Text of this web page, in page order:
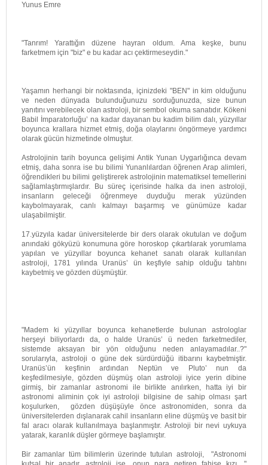
Yunus Emre
"Tanrım! Yarattığın düzene hayran oldum. Ama keşke, bunu
farketmem için "biz" e bu kadar acı çektirmeseydin."
Yaşamın herhangi bir noktasında, içinizdeki "BEN" in kim olduğunu
ve neden dünyada bulunduğunuzu sorduğunuzda, size bunun
yanıtını verebilecek olan astroloji, bir sembol okuma sanatıdır. Kökeni
Babil İmparatorluğu’ na kadar dayanan bu kadim bilim dalı, yüzyıllar
boyunca krallara hizmet etmiş, doğa olaylarını öngörmeye yardımcı
olarak gücün hizmetinde olmuştur.
Astrolojinin tarih boyunca gelişimi Antik Yunan Uygarlığınca devam
etmiş, daha sonra ise bu bilimi Yunanlılardan öğrenen Arap alimleri,
öğrendikleri bu bilimi geliştirerek astrolojinin matematiksel temellerini
sağlamlaştırmışlardır. Bu süreç içerisinde halka da inen astroloji,
insanların geleceği öğrenmeye duyduğu merak yüzünden
kaybolmayarak, canlı kalmayı başarmış ve günümüze kadar
ulaşabilmiştir.
17.yüzyıla kadar üniversitelerde bir ders olarak okutulan ve doğum
anındaki gökyüzü konumuna göre horoskop çıkartılarak yorumlama
yapılan ve yüzyıllar boyunca kehanet sanatı olarak kullanılan
astroloji, 1781 yılında Uranüs’ ün keşfiyle sahip olduğu tahtını
kaybetmiş ve gözden düşmüştür.
"Madem ki yüzyıllar boyunca kehanetlerde bulunan astrologlar
herşeyi biliyorlardı da, o halde Uranüs’ ü neden farketmediler,
sistemde aksayan bir yön olduğunu neden anlayamadılar..?"
sorularıyla, astroloji o güne dek sürdürdüğü itibarını kaybetmiştir.
Uranüs’ün keşfinin ardından Neptün ve Pluto’ nun da
keşfedilmesiyle, gözden düşmüş olan astroloji iyice yerin dibine
girmiş, bir zamanlar astronomi ile birlikte anılırken, hatta iyi bir
astronomi aliminin çok iyi astroloji bilgisine de sahip olması şart
koşulurken, gözden düşüşüyle önce astronomiden, sonra da
üniversitelerden dışlanarak cahil insanların eline düşmüş ve basit bir
fal aracı olarak kullanılmaya başlanmıştır. Astroloji bir nevi uykuya
yatarak, karanlık düşler görmeye başlamıştır.
Bir zamanlar tüm bilimlerin üzerinde tutulan astroloji, "Astronomi